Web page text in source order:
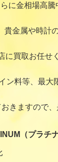
に金相場高騰
金属や時計
に買取お任せ
ン料等、最大
きますので
（プラチナ